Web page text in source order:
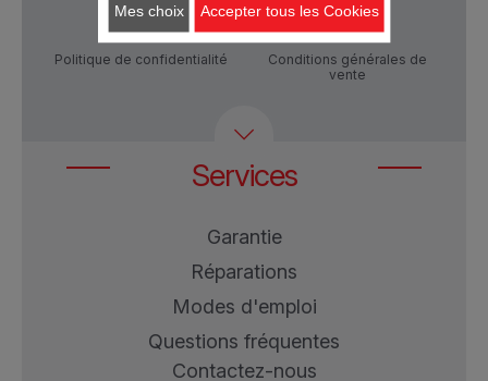
Politique de confidentialité
Conditions générales de
vente
Services
Garantie
Réparations
Modes d'emploi
Questions fréquentes
Contactez-nous
Mes choix Accepter tous les Cookies